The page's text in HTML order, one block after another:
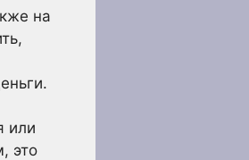
на
или
это